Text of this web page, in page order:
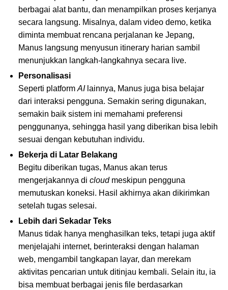
berbagai alat bantu, dan menampilkan proses kerjanya
secara langsung. Misalnya, dalam video demo, ketika
diminta membuat rencana perjalanan ke Jepang,
Manus langsung menyusun itinerary harian sambil
menunjukkan langkah-langkahnya secara live.
Personalisasi
Seperti platformAI lainnya, Manus juga bisa belajar
dari interaksi pengguna. Semakin sering digunakan,
semakin baik sistem ini memahami preferensi
penggunanya, sehingga hasil yang diberikan bisa lebih
sesuai dengan kebutuhan individu.
Bekerja di Latar Belakang
Begitu diberikan tugas, Manus akan terus
mengerjakannya di cloud meskipun pengguna
memutuskan koneksi. Hasil akhirnya akan dikirimkan
setelah tugas selesai.
Lebih dari Sekadar Teks
Manus tidak hanya menghasilkan teks, tetapi juga aktif
menjelajahi internet, berinteraksi dengan halaman
web, mengambil tangkapan layar, dan merekam
aktivitas pencarian untuk ditinjau kembali. Selain itu, ia
bisa membuat berbagai jenis file berdasarkan